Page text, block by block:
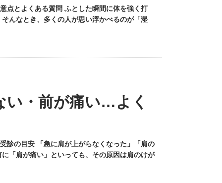
点とよくある質問 ふとした瞬間に体を強く打
んなとき、多くの人が思い浮かべるのが「湿
い・前が痛い…よく
診の目安 「急に肩が上がらなくなった」「肩の
「肩が痛い」といっても、その原因は肩のけが